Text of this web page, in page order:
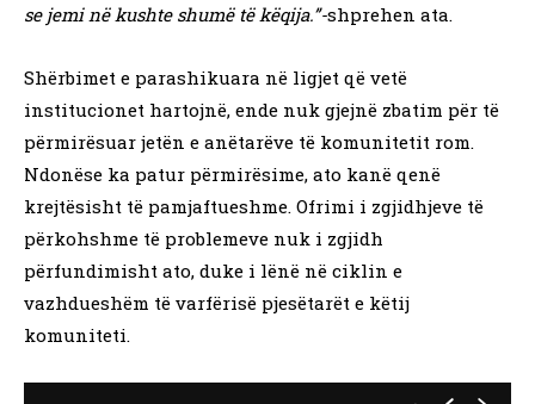
se jemi në kushte shumë të këqija.”-shprehen ata.
Shërbimet e parashikuara në ligjet që vetë
institucionet hartojnë, ende nuk gjejnë zbatim për të
përmirësuar jetën e anëtarëve të komunitetit rom.
Ndonëse ka patur përmirësime, ato kanë qenë
krejtësisht të pamjaftueshme. Ofrimi i zgjidhjeve të
përkohshme të problemeve nuk i zgjidh
përfundimisht ato, duke i lënë në ciklin e
vazhdueshëm të varfërisë pjesëtarët e këtij
komuniteti.